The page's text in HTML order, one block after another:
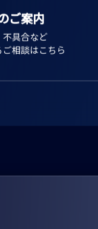
ご案内
具合など